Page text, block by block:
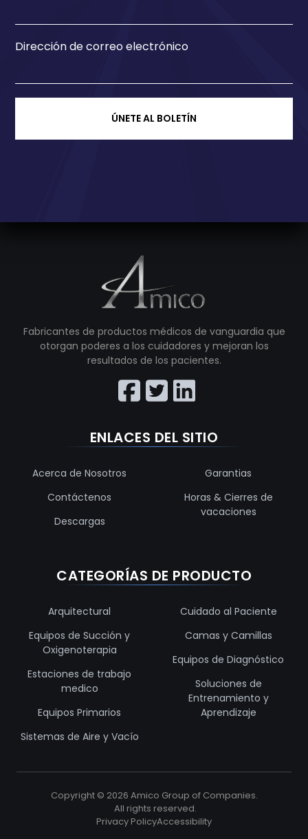
Dirección de correo electrónico
ÚNETE AL BOLETÍN
Fabricantes de productos médicos de vanguardia que
otorgan poderes a los cuidadores y mejoran los
resultados de los pacientes.
ENLACES DEL SITIO
Acerca de Nosotros
Contáctenos
Descargas
Garantias
Horas & Cierres de
vacaciones
CATEGORÍAS DE PRODUCTO
Arquitectural
Equipos de Succión y
Oxigenoterapia
Estaciones de trabajo
medico
Equipos Primarios
Sistemas de Aire y Vacío
Cuidado al Paciente
Camas y Camillas
Equipos de Diagnóstico
Soluciones de
Entrenamiento y
Aprendizaje
Copyright © 2026 Amico Group of Companies.
All rights reserved.
Privacy PolicyAccessibility